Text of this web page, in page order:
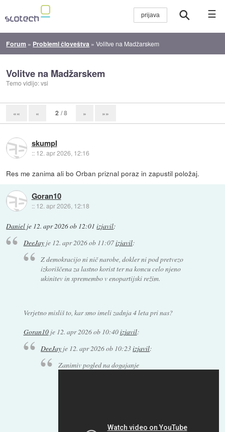
☰
Forum » Problemi človeštva »Volitve na Madžarskem
Volitve na Madžarskem
Temo vidijo: vsi
«« « 2 / 8 » »»
skumpl
:: 12. apr 2026, 12:16
Res me zanima ali bo Orban priznal poraz in zapustil položaj.
Goran10
:: 12. apr 2026, 12:18
Daniel je 12. apr 2026 ob 12:01 izjavil:
DeeJayje 12. apr 2026 ob 11:07izjavil:
Z demokracijo ni nič narobe, dokler ni pod pretvezo
izkoriščena za lastno korist ter na koncu celo njeno
ukinitev in spremembo v enopartijski režim.
Verjetno misliš to, kar smo imeli zadnja 4 leta pri nas?
Goran10je 12. apr 2026 ob 10:40izjavil:
DeeJay je 12. apr 2026 ob 10:23izjavil:
Zanimiv pogled na dogajanje